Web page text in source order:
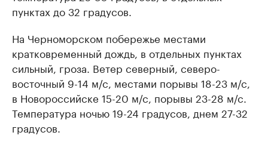
пунктах до 32 градусов.
На Черноморском побережье местами
кратковременный дождь, в отдельных пунктах
сильный, гроза. Ветер северный, северо-
восточный 9-14 м/с, местами порывы 18-23 м/с,
в Новороссийске 15-20 м/с, порывы 23-28 м/с.
Температура ночью 19-24 градусов, днем 27-32
градусов.